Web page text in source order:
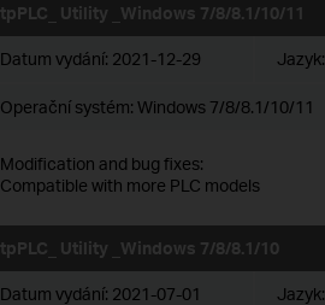
tpPLC_ Utility _Windows 7/8/8.1/10/11
Datum vydání: 2021-12-29 Jazyk:
Operační systém: Windows 7/8/8.1/10/11
Modification and bug fixes:
Compatible with more PLC models
tpPLC_ Utility _Windows 7/8/8.1/10
Datum vydání: 2021-07-01 Jazyk: